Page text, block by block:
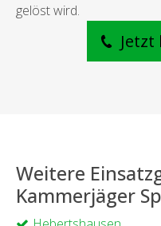
gelöst wird.
Weitere
Kammerjäger